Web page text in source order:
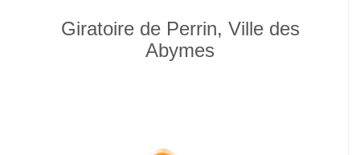
Giratoire de Perrin, Ville des
Abymes